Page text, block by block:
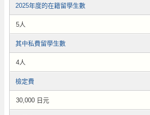
2025年度的在籍留學生數
5人
其中私費留學生數
4人
檢定費
30,000 日元